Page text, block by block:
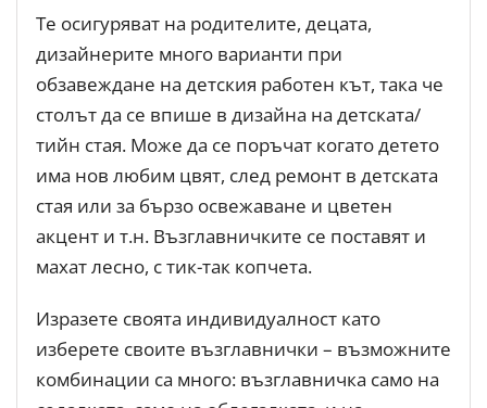
Те осигуряват на родителите, децата,
дизайнерите много варианти при
обзавеждане на детския работен кът, така че
столът да се впише в дизайна на детската/
тийн стая. Може да се поръчат когато детето
има нов любим цвят, след ремонт в детската
стая или за бързо освежаване и цветен
акцент и т.н. Възглавничките се поставят и
махат лесно, с тик-так копчета.
Изразете своята индивидуалност като
изберете своите възглавнички – възможните
комбинации са много: възглавничка само на